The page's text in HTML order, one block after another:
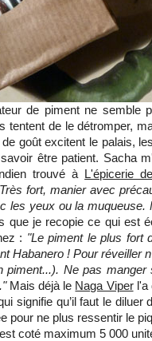
de piment ne semble
tentent de le détromper,
goût excitent le palais,
être patient. Sacha
trouvé à L'épicerie
fort, manier avec
les yeux ou la muqueuse.
que je recopie ce qui est
: "Le piment le plus fort
Habanero ! Pour réveiller
piment...). Ne pas manger
Mais déjà le Naga Viperl'a
signifie qu’il faut le diluer
pour ne plus ressentir le
coté maximum 5 000